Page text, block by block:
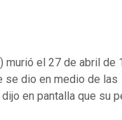
) murió el 27 de abril de
se dio en medio de las
en pantalla que su